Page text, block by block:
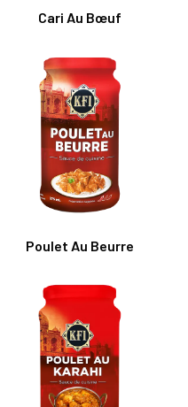
Cari Au Bœuf
Poulet Au Beurre